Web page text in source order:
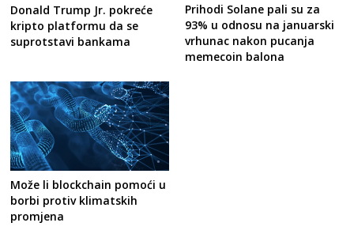
Donald Trump Jr. pokreće
kripto platformu da se
suprotstavi bankama
Prihodi Solane pali su za
93% u odnosu na januarski
vrhunac nakon pucanja
memecoin balona
Može li blockchain pomoći u
borbi protiv klimatskih
promjena